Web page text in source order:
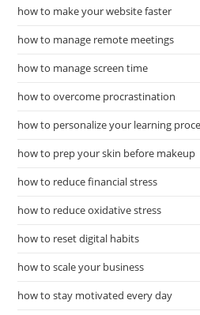
how to make your website faster
how to manage remote meetings
how to manage screen time
how to overcome procrastination
how to personalize your learning
how to prep your skin before makeup
how to reduce financial stress
how to reduce oxidative stress
how to reset digital habits
how to scale your business
how to stay motivated every day